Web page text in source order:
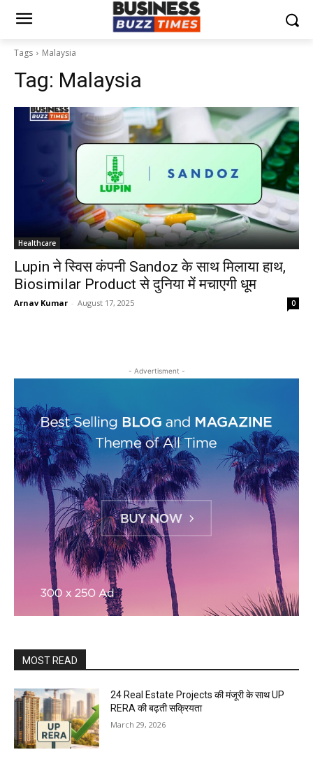
Tags Malaysia
Tag: Malaysia
Healthcare
Lupin ने स्विस कंपनी Sandoz के साथ मिलाया हाथ,
Biosimilar Product से दुनिया में मचाएगी धूम
Arnav Kumar - August 17, 2025 0
- Advertisment -
MOST READ
24 Real Estate Projects की मंजूरी के साथ UP
RERA की बढ़ती सक्रियता
March 29, 2026